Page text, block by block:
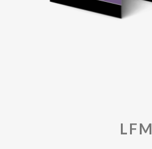
LFM